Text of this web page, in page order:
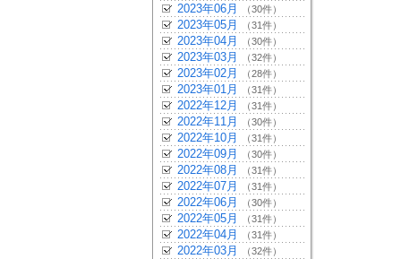
2023年06月 （30件）
2023年05月 （31件）
2023年04月 （30件）
2023年03月 （32件）
2023年02月 （28件）
2023年01月 （31件）
2022年12月 （31件）
2022年11月 （30件）
2022年10月 （31件）
2022年09月 （30件）
2022年08月 （31件）
2022年07月 （31件）
2022年06月 （30件）
2022年05月 （31件）
2022年04月 （31件）
2022年03月 （32件）